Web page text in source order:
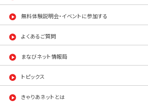
無料体験説明会・イベントに参加する
よくあるご質問
まなびネット情報局
トピックス
きゃりあネットとは